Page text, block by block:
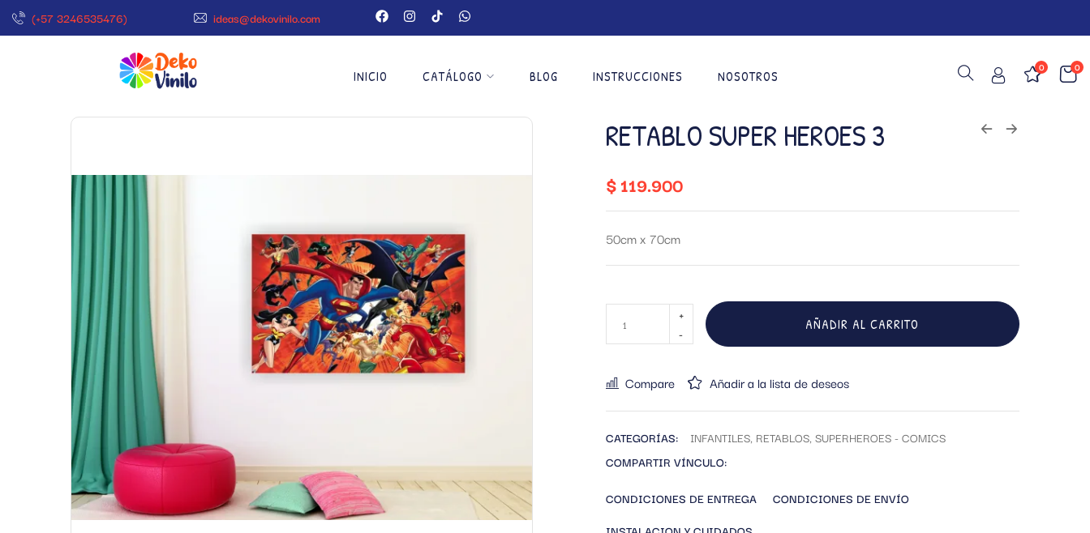
(+57 3246535476) ideas@dekovinilo.com
INICIO CATÁLOGO BLOG INSTRUCCIONES NOSOTROS
0
0
RETABLO SUPER HEROES 3
$119.900
50cm x 70cm
AÑADIR AL CARRITO
Compare Añadir a la lista de deseos
CATEGORÍAS: INFANTILES, RETABLOS, SUPERHEROES - COMICS
COMPARTIR VÍNCULO:
CONDICIONES DE ENTREGA
CONDICIONES DE ENVÍO